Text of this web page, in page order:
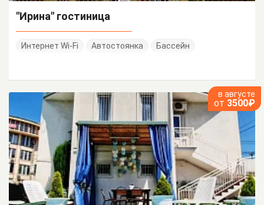
"Ирина" гостиница
Интернет Wi-Fi Автостоянка Бассейн
в августе
от 3500₽